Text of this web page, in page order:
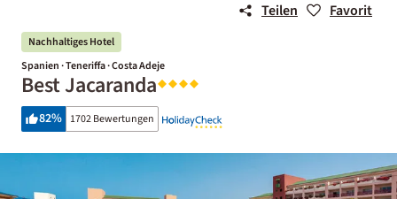
Teilen Favorit
Nachhaltiges Hotel
Spanien · Teneriffa · Costa Adeje
Best Jacaranda
82% 1702 Bewertungen